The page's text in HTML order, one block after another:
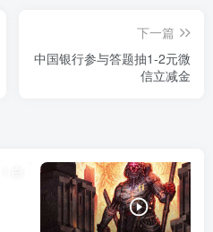
下一篇
中国银行参与答题抽1-2元微
信立减金